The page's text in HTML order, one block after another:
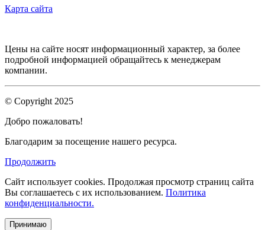
Карта сайта
Цены на сайте носят информационный характер, за более
подробной информацией обращайтесь к менеджерам
компании.
© Copyright 2025
Добро пожаловать!
Благодарим за посещение нашего ресурса.
Продолжить
Сайт использует cookies. Продолжая просмотр страниц сайта
Вы соглашаетесь с их использованием. Политика
конфиденциальности.
Принимаю